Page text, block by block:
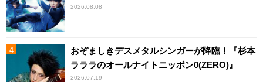
2026.08.08
おぞましきデスメタルシンガーが降臨！『杉本
ラララのオールナイトニッポン0(ZERO)』
2026.07.19